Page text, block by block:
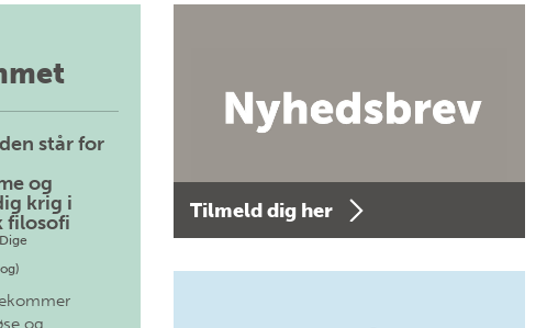
står for
og
krig i
filosofi
og
Tilmeld dig her